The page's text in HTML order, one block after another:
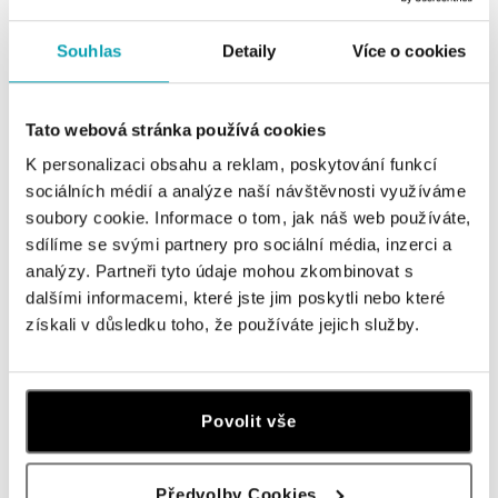
Souhlas Detaily Více o cookies
Tato webová stránka používá cookies
K personalizaci obsahu a reklam, poskytování funkcí
sociálních médií a analýze naší návštěvnosti využíváme
soubory cookie. Informace o tom, jak náš web používáte,
sdílíme se svými partnery pro sociální média, inzerci a
analýzy. Partneři tyto údaje mohou zkombinovat s
dalšími informacemi, které jste jim poskytli nebo které
získali v důsledku toho, že používáte jejich služby.
Povolit vše
Předvolby Cookies
HALADA Pařížská, Praha
tel.: +420724986111
dnes otevřeno do 18:00
HALADA Na Příkopě, Praha
Na Příkopě 16, 110 00 Praha 1
tel.: +420608028615
dnes otevřeno do 18:00
Česká 23, 602 00 Brno
otevřeno v Pondělí od 09:00